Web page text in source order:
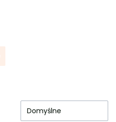
Domyślne